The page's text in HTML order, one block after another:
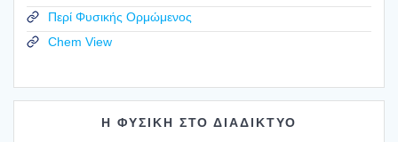
Περί Φυσικής Ορμώμενος
Chem View
Η ΦΥΣΙΚΗ ΣΤΟ ΔΙΑΔΙΚΤΥΟ